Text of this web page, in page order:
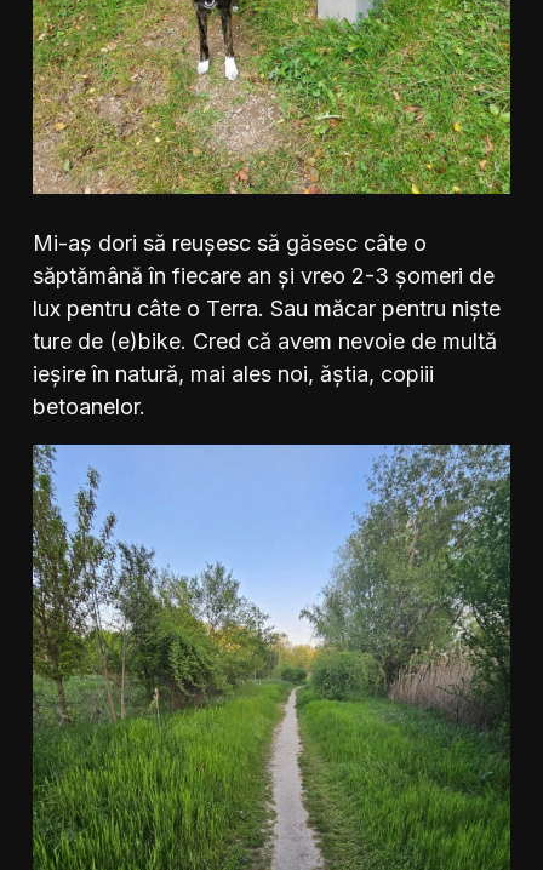
Mi-aș dori să reușesc să găsesc câte o
săptămână în fiecare an și vreo 2-3 șomeri de
lux pentru câte o Terra. Sau măcar pentru niște
ture de (e)bike. Cred că avem nevoie de multă
ieșire în natură, mai ales noi, ăștia, copiii
betoanelor.